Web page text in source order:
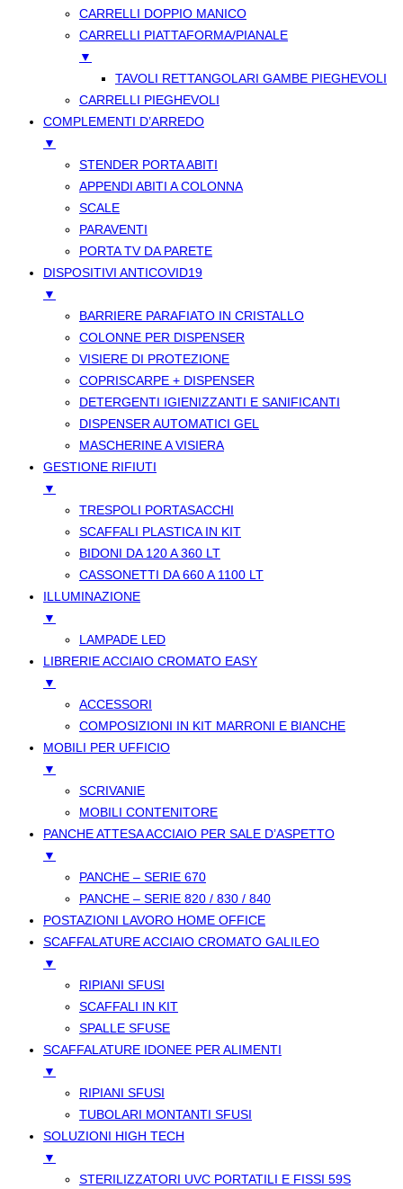
CARRELLI DOPPIO MANICO
CARRELLI PIATTAFORMA/PIANALE
▼
TAVOLI RETTANGOLARI GAMBE PIEGHEVOLI
CARRELLI PIEGHEVOLI
COMPLEMENTI D’ARREDO
▼
STENDER PORTA ABITI
APPENDI ABITI A COLONNA
SCALE
PARAVENTI
PORTA TV DA PARETE
DISPOSITIVI ANTICOVID19
▼
BARRIERE PARAFIATO IN CRISTALLO
COLONNE PER DISPENSER
VISIERE DI PROTEZIONE
COPRISCARPE + DISPENSER
DETERGENTI IGIENIZZANTI E SANIFICANTI
DISPENSER AUTOMATICI GEL
MASCHERINE A VISIERA
GESTIONE RIFIUTI
▼
TRESPOLI PORTASACCHI
SCAFFALI PLASTICA IN KIT
BIDONI DA 120 A 360 LT
CASSONETTI DA 660 A 1100 LT
ILLUMINAZIONE
▼
LAMPADE LED
LIBRERIE ACCIAIO CROMATO EASY
▼
ACCESSORI
COMPOSIZIONI IN KIT MARRONI E BIANCHE
MOBILI PER UFFICIO
▼
SCRIVANIE
MOBILI CONTENITORE
PANCHE ATTESA ACCIAIO PER SALE D’ASPETTO
▼
PANCHE – SERIE 670
PANCHE – SERIE 820 / 830 / 840
POSTAZIONI LAVORO HOME OFFICE
SCAFFALATURE ACCIAIO CROMATO GALILEO
▼
RIPIANI SFUSI
SCAFFALI IN KIT
SPALLE SFUSE
SCAFFALATURE IDONEE PER ALIMENTI
▼
RIPIANI SFUSI
TUBOLARI MONTANTI SFUSI
SOLUZIONI HIGH TECH
▼
STERILIZZATORI UVC PORTATILI E FISSI 59S